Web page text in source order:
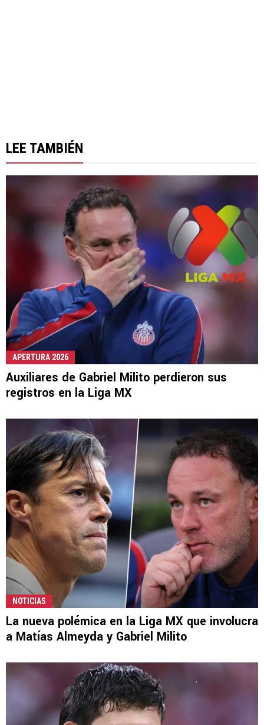
LEE TAMBIÉN
APERTURA 2026
Auxiliares de Gabriel Milito perdieron sus
registros en la Liga MX
NOTICIAS
La nueva polémica en la Liga MX que involucra
a Matías Almeyda y Gabriel Milito